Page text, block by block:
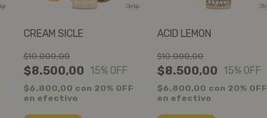
CREAM SICLE
$8.500,00
$10.000,00
15% OFF
$6.800,00 con 20% OFF
en efectivo
ACID LEMON
$8.500,00
$10.000,00
15% OFF
$6.800,00 con 20% OFF
en efectivo